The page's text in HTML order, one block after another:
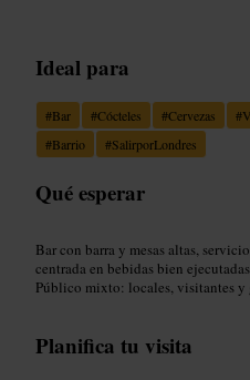
Ideal para
#Bar #Cócteles #Cervezas #
#Barrio #SalirporLondres
Qué esperar
Bar con barra y mesas altas,
centrada en bebidas bien
Público mixto: locales, visitantes y
Planifica tu visita